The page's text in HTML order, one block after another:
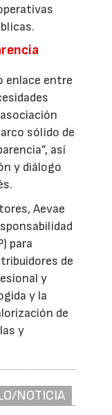
enlace entre
sólido de
así
y diálogo
Aevae
para
de
y
y la
de
y
NOTICIA